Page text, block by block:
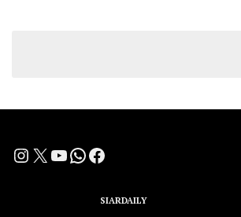
Instagram
X YouTube
WhatsApp
Facebook
SIARDAILY